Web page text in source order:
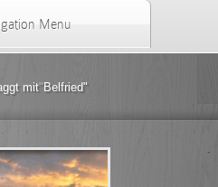
Menu
mit"Belfried"